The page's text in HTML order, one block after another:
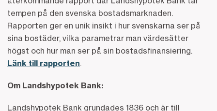
tempen på den svenska bostadsmarknaden.
Rapporten ger en unik insikt i hur svenskarna ser på
sina bostäder, vilka parametrar man värdesätter
högst och hur man ser på sin bostadsfinansiering.
Länk till rapporten.
Om Landshypotek Bank:
Landshypotek Bank grundades 1836 och är till